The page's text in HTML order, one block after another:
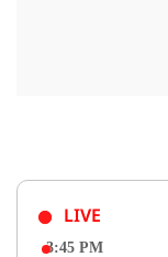
LIVE
3:45 PM